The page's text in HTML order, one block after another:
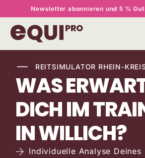
Newsletter abonnieren und 5 %
REITSIMULATOR RHEIN-
WAS
DICH IM
IN WILLICH?
Individuelle Analyse Deines